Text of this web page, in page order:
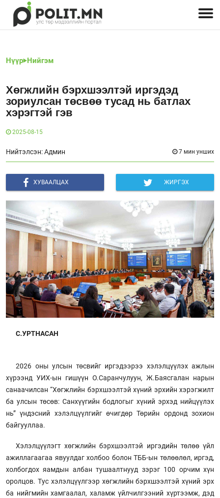
Нүүр Нийгэм
Хөгжлийн бэрхшээлтэй иргэдэд
зориулсан төсвөө тусад нь батлах
хэрэгтэй гэв
2025-08-15
Нийтэлсэн: Админ 7 мин унших
ХУВААЛЦАХ ЖИРГЭХ
С.УРТНАСАН
2026 оны улсын төсвийг иргэдээрээ хэлэлцүүлэх ажлын
хүрээнд УИХ-ын гишүүн О.Саранчулуун, Ж.Баясгалан нарын
санаачилсан “Хөгжлийн бэрхшээлтэй хүний эрхийн хэрэгжилт
ба улсын төсөв: Санхүүгийн бодлогыг хүний эрхэд нийцүүлэх
нь” үндэсний хэлэлцүүлгийг өчигдөр Төрийн ордонд зохион
байгууллаа.
Хэлэлцүүлэгт хөгжлийн бэрхшээлтэй иргэдийн төлөө үйл
ажиллагаагаа явуулдаг холбоо болон ТББ-ын төлөөлөл, иргэд,
холбогдох яамдын албан тушаалтнууд зэрэг 100 орчим хүн
оролцов. Тус хэлэлцүүлгээр хөгжлийн бэрхшээлтэй хүний эрх
ба нийгмийн хамгаалал, халамж үйлчилгээний хүртээмж, дэд